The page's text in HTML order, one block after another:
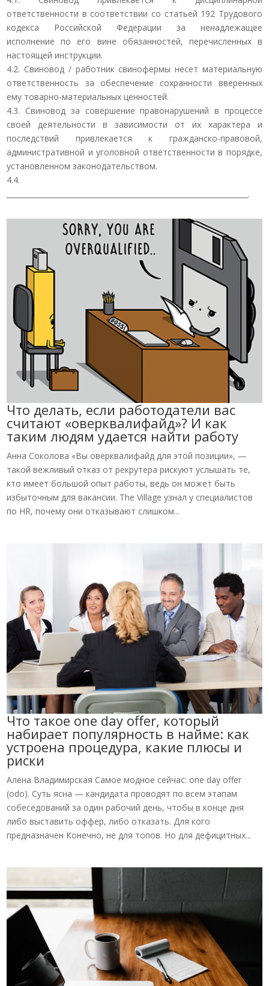
ответственности в соответствии со статьей 192 Трудового
кодекса Российской Федерации за ненадлежащее
исполнение по его вине обязанностей, перечисленных в
настоящей инструкции.
4.2. Свиновод / работник свинофермы несет материальную
ответственность за обеспечение сохранности вверенных
ему товарно-материальных ценностей.
4.3. Свиновод за совершение правонарушений в процессе
своей деятельности в зависимости от их характера и
последствий привлекается к гражданско-правовой,
административной и уголовной ответственности в порядке,
установленном законодательством.
4.4.
___________________________________________________________________.
Что делать, если работодатели вас
считают «оверквалифайд»? И как
таким людям удается найти работу
Анна Соколова «Вы оверквалифайд для этой позиции», —
такой вежливый отказ от рекрутера рискуют услышать те,
кто имеет большой опыт работы, ведь он может быть
избыточным для вакансии. The Village узнал у специалистов
по HR, почему они отказывают слишком...
Что такое one day offer, который
набирает популярность в найме: как
устроена процедура, какие плюсы и
риски
Алёна Владимирская Самое модное сейчас: one day offer
(odo). Суть ясна — кандидата проводят по всем этапам
собеседований за один рабочий день, чтобы в конце дня
либо выставить оффер, либо отказать. Для кого
предназначен Конечно, не для топов. Но для дефицитных...